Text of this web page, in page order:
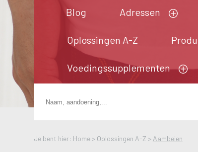
Blog Adressen
Oplossingen A-Z
Voedingssupplementen
Je bent hier: Home > Oplossingen A-Z > Aambeien